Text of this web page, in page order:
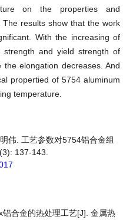
on the properties and
results show that the work
With the increasing of
and yield strength of
elongation decreases. And
propertied of 5754 aluminum
temperature.
伟. 工艺参数对5754铝合金组
137-143.
合金的热处理工艺[J]. 金属热